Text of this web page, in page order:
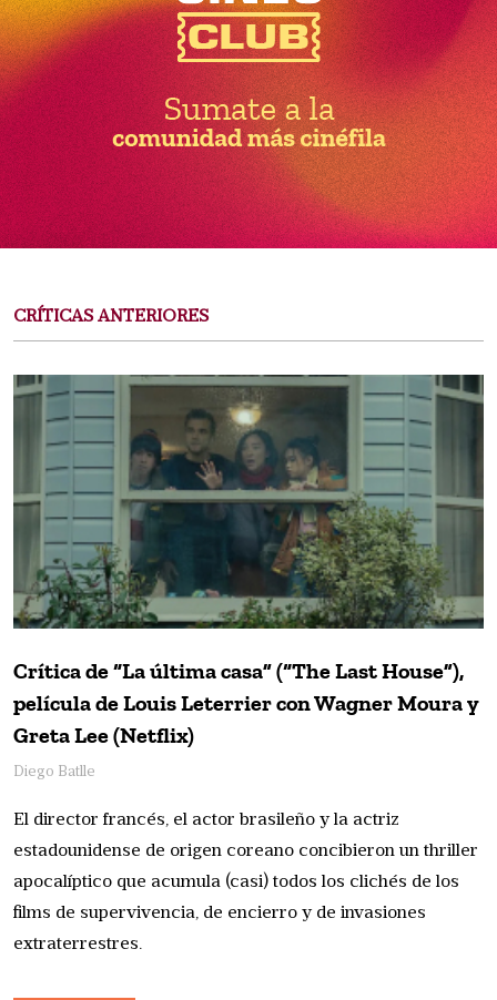
CRÍTICAS ANTERIORES
Crítica de “La última casa” (“The Last House”),
película de Louis Leterrier con Wagner Moura y
Greta Lee (Netflix)
Diego Batlle
El director francés, el actor brasileño y la actriz
estadounidense de origen coreano concibieron un thriller
apocalíptico que acumula (casi) todos los clichés de los
films de supervivencia, de encierro y de invasiones
extraterrestres.